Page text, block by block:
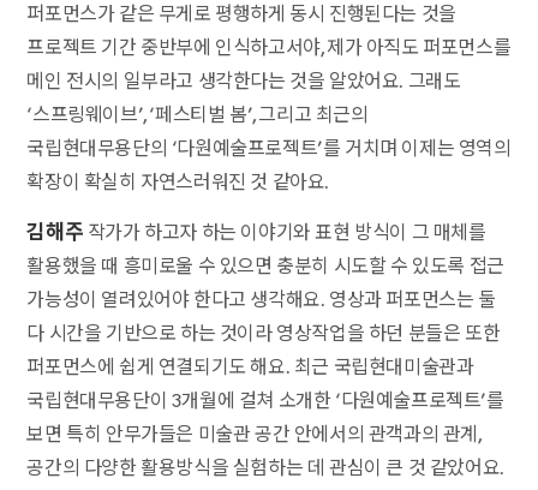
퍼포먼스가 같은 무게로 평행하게 동시 진행된다는 것을
프로젝트 기간 중반부에 인식하고서야, 제가 아직도 퍼포먼스를
메인 전시의 일부라고 생각한다는 것을 알았어요. 그래도
‘스프링웨이브’, ‘페스티벌 봄’, 그리고 최근의
국립현대무용단의 ‘다원예술프로젝트’를 거치며 이제는 영역의
확장이 확실히 자연스러워진 것 같아요.
김해주 작가가 하고자 하는 이야기와 표현 방식이 그 매체를
활용했을 때 흥미로울 수 있으면 충분히 시도할 수 있도록 접근
가능성이 열려있어야 한다고 생각해요. 영상과 퍼포먼스는 둘
다 시간을 기반으로 하는 것이라 영상작업을 하던 분들은 또한
퍼포먼스에 쉽게 연결되기도 해요. 최근 국립현대미술관과
국립현대무용단이 3개월에 걸쳐 소개한 ‘다원예술프로젝트’를
보면 특히 안무가들은 미술관 공간 안에서의 관객과의 관계,
공간의 다양한 활용방식을 실험하는 데 관심이 큰 것 같았어요.